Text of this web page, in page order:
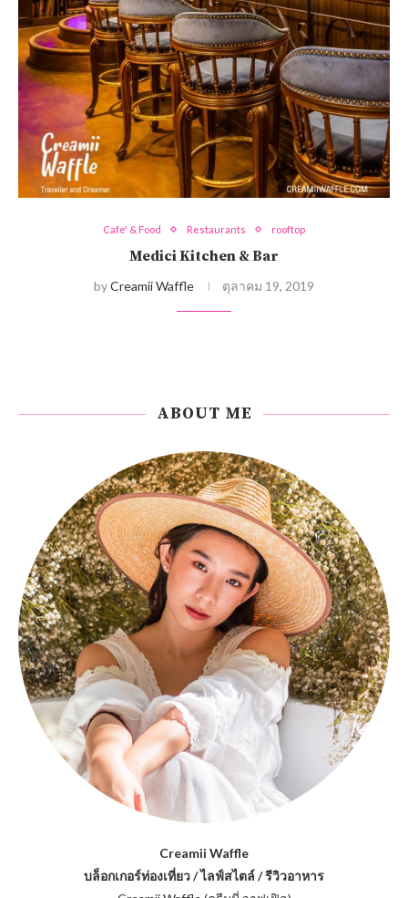
Cafe' & Food Restaurants rooftop
Medici Kitchen & Bar
byCreamii Waffle ตุลาคม 19, 2019
ABOUT ME
Creamii Waffle
บล็อกเกอร์ท่องเที่ยว / ไลฟ์สไตล์ / รีวิวอาหาร